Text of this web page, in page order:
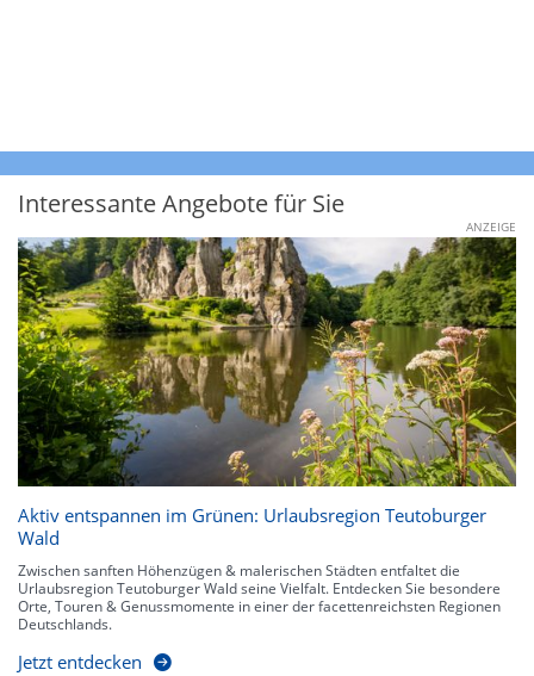
Interessante Angebote für Sie
ANZEIGE
Aktiv entspannen im Grünen: Urlaubsregion Teutoburger
Wald
Zwischen sanften Höhenzügen & malerischen Städten entfaltet die
Urlaubsregion Teutoburger Wald seine Vielfalt. Entdecken Sie besondere
Orte, Touren & Genussmomente in einer der facettenreichsten Regionen
Deutschlands.
Jetzt entdecken